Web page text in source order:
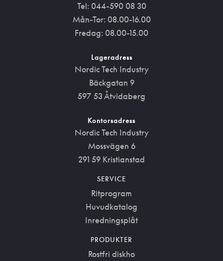
Tel: 044-590 08 30
Mån-Tor: 08.00-16.00
Fredag: 08.00-15.00
Lageradress
Nordic Tech Industry
Bäckgatan 9
597 53 Åtvidaberg
Kontorsadress
Nordic Tech Industry
Mossvägen 6
291 59 Kristianstad
SERVICE
Ritprogram
Huvudkatalog
Inredningsplåt
PRODUKTER
Rostfri diskho